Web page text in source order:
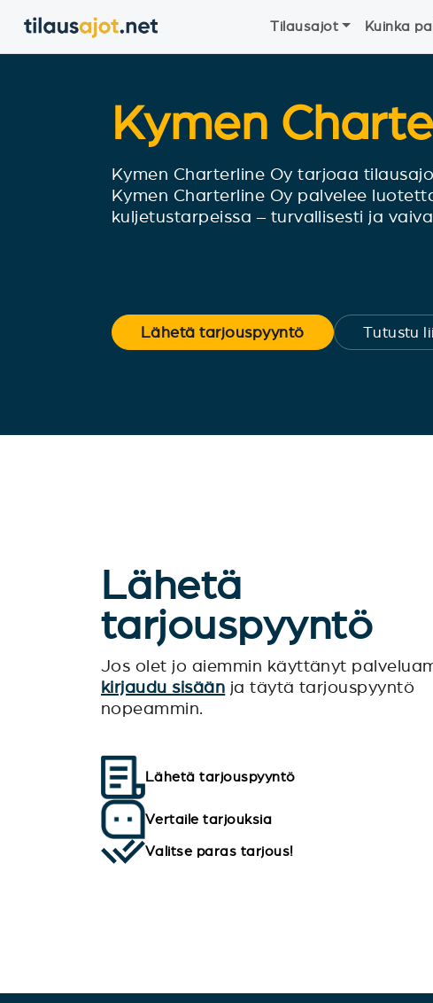
Tilausajot Kuinka
Kymen
Kymen Charterline Oy tarjoaa
Kymen Charterline Oy palvelee
kuljetustarpeissa – turvallisesti ja
Lähetä tarjouspyyntö Tutustu
Lähetä
tarjouspyyntö
Jos olet jo aiemmin käyttänyt
kirjaudu sisään ja täytä tarjouspyyntö
nopeammin.
Lähetä tarjouspyyntö
Vertaile tarjouksia
Valitse paras tarjous!